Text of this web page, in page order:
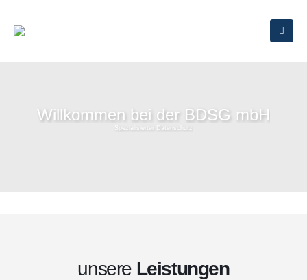
unsere Leistungen